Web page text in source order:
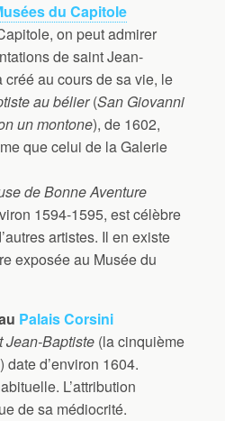
du Capitole
on peut admirer
de saint Jean-
créé au cours de sa vie, le
au bélier(San Giovanni
un montone), de 1602,
que celui de la Galerie
de Bonne Aventure
1594-1595, est célèbre
artistes. Il en existe
exposée au Musée du
Palais Corsini
Jean-Baptiste (la cinquième
d’environ 1604.
L’attribution
de sa médiocrité.